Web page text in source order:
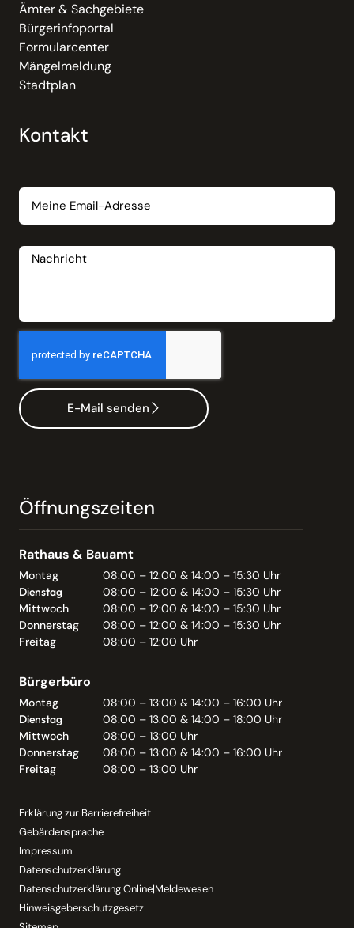
Ämter & Sachgebiete
Bürgerinfoportal
Formularcenter
Mängelmeldung
Stadtplan
Kontakt
E-Mail senden
Öffnungszeiten
Rathaus & Bauamt
Montag
08:00 – 12:00 & 14:00 – 15:30 Uhr
Dienstag
08:00 – 12:00 & 14:00 – 15:30 Uhr
Mittwoch
08:00 – 12:00 & 14:00 – 15:30 Uhr
Donnerstag
08:00 – 12:00 & 14:00 – 15:30 Uhr
Freitag
08:00 – 12:00 Uhr
Bürgerbüro
Montag
08:00 – 13:00 & 14:00 – 16:00 Uhr
Dienstag
08:00 – 13:00 & 14:00 – 18:00 Uhr
Mittwoch
08:00 – 13:00 Uhr
Donnerstag
08:00 – 13:00 & 14:00 – 16:00 Uhr
Freitag
08:00 – 13:00 Uhr
Erklärung zur Barrierefreiheit
Gebärdensprache
Impressum
Datenschutzerklärung
Datenschutzerklärung Online|Meldewesen
Hinweisgeberschutzgesetz